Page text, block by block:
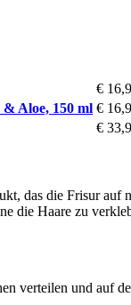
€
Aloe, 150 ml €
€
das die Frisur
die Haare zu
verteilen und auf